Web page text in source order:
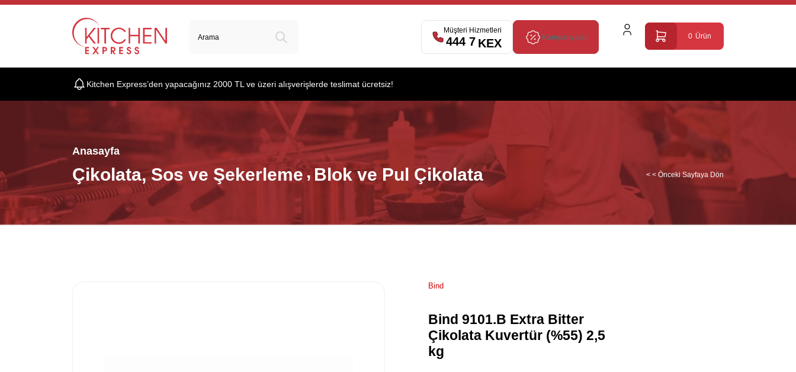
0 Ürün
Müşteri Hizmetleri
444 7 539
Kampanyalar
Kitchen Express’den yapacağınız 2000 TL ve üzeri alışverişlerde teslimat ücretsiz!
Anasayfa
Çikolata, Sos ve Şekerleme Blok ve Pul Çikolata < < Önceki Sayfaya Dön
Bind
Bind 9101.B Extra Bitter
Çikolata Kuvertür (%55) 2,5
kg